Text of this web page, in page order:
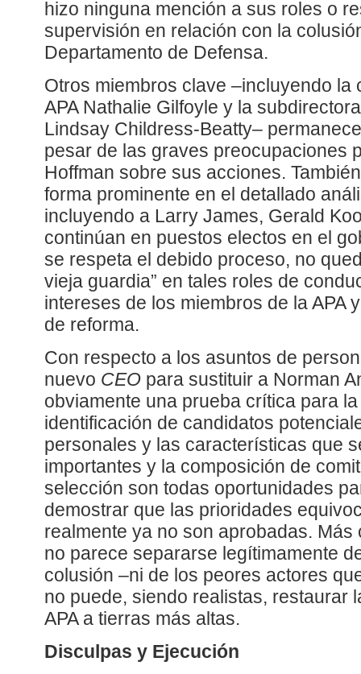
hizo ninguna mención a sus roles o
supervisión en relación con la
Departamento de Defensa.
Otros miembros clave –incluyendo la
APA Nathalie Gilfoyle y la
Lindsay Childress-Beatty–
pesar de las graves preocupaciones
Hoffman sobre sus acciones.
forma prominente en el detallado
incluyendo a Larry James, Gerald
continúan en puestos electos en el
se respeta el debido proceso, no
vieja guardia” en tales roles de
intereses de los miembros de la APA
de reforma.
Con respecto a los asuntos de
nuevo CEO para sustituir a Norman
obviamente una prueba crítica para
identificación de candidatos
personales y las características que
importantes y la composición de
selección son todas oportunidades
demostrar que las prioridades
realmente ya no son aprobadas.
no parece separarse legítimamente
colusión –ni de los peores actores
no puede, siendo realistas, restaurar
APA a tierras más altas.
Disculpas y Ejecución